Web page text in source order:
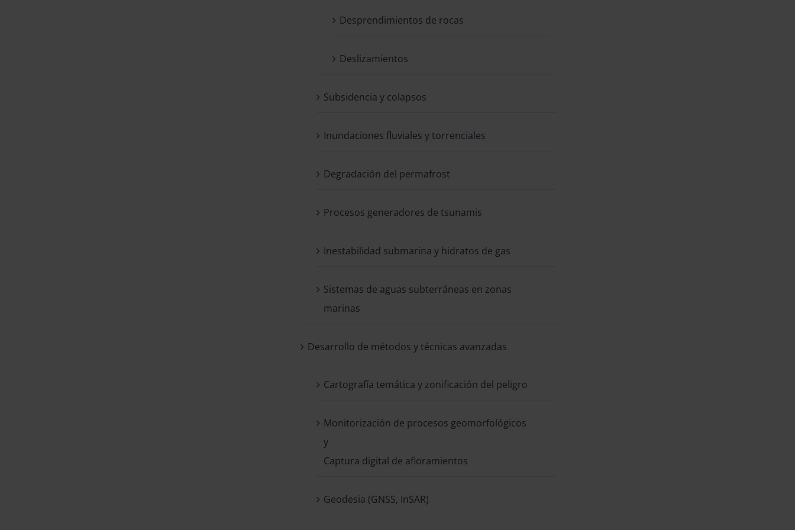
Desprendimientos de rocas
Deslizamientos
Subsidencia y colapsos
Inundaciones fluviales y torrenciales
Degradación del permafrost
Procesos generadores de tsunamis
Inestabilidad submarina y hidratos de gas
Sistemas de aguas subterráneas en zonas
marinas
Desarrollo de métodos y técnicas avanzadas
Cartografía temática y zonificación del peligro
Monitorización de procesos geomorfológicos
y
Captura digital de afloramientos
Geodesia (GNSS, InSAR)